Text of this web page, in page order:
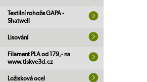
Textilní rohože GAPA -
Shatwell
Lisování
Filament PLA od 179,- na
www.tiskve3d.cz
Ložisková ocel